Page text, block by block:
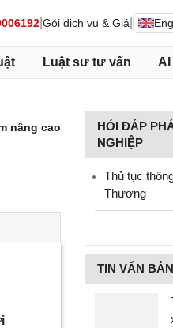
Gói dịch vụ & Giá
Luật sư tư vấn
nâng cao
HỎI ĐÁP
NGHIỆP
Thủ tục
Thương
TIN VĂN